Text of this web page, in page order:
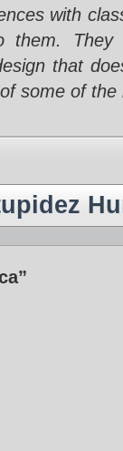
with
them.
that
some of